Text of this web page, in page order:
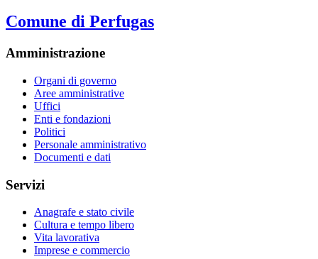
Comune di Perfugas
Amministrazione
Organi di governo
Aree amministrative
Uffici
Enti e fondazioni
Politici
Personale amministrativo
Documenti e dati
Servizi
Anagrafe e stato civile
Cultura e tempo libero
Vita lavorativa
Imprese e commercio